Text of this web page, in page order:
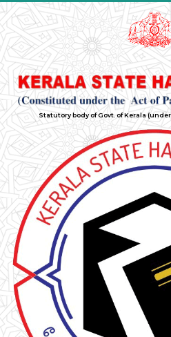
Statutory body of Govt. of Kerala